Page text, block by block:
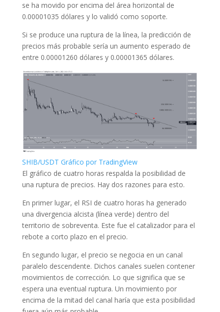
se ha movido por encima del área horizontal de
0.00001035 dólares y lo validó como soporte.
Si se produce una ruptura de la línea, la predicción de
precios más probable sería un aumento esperado de
entre 0.00001260 dólares y 0.00001365 dólares.
SHIB/USDT Gráfico por TradingView
El gráfico de cuatro horas respalda la posibilidad de
una ruptura de precios. Hay dos razones para esto.
En primer lugar, el RSI de cuatro horas ha generado
una divergencia alcista (línea verde) dentro del
territorio de sobreventa. Este fue el catalizador para el
rebote a corto plazo en el precio.
En segundo lugar, el precio se negocia en un canal
paralelo descendente. Dichos canales suelen contener
movimientos de corrección. Lo que significa que se
espera una eventual ruptura. Un movimiento por
encima de la mitad del canal haría que esta posibilidad